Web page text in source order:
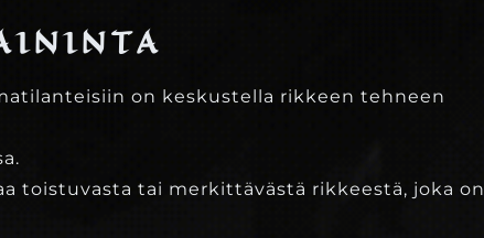
on keskustella rikkeen tehneen
toistuvasta tai merkittävästä rikkeestä, joka on